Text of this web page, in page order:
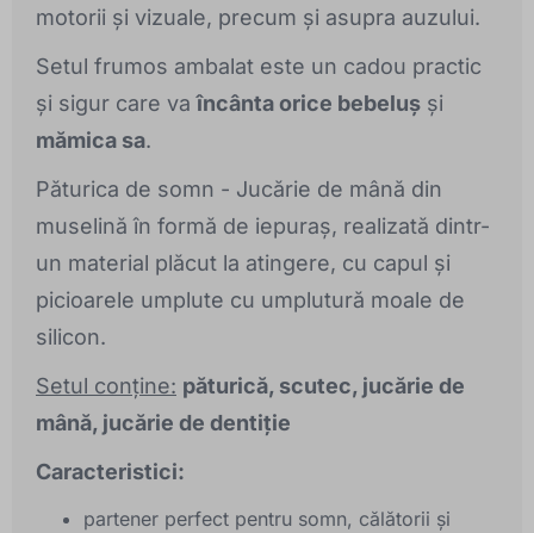
motorii și vizuale, precum și asupra auzului.
Setul frumos ambalat este un cadou practic
și sigur care vaîncânta orice bebeluș și
mămica sa.
Păturica de somn - Jucărie de mână din
muselină în formă de iepuraș, realizată dintr-
un material plăcut la atingere, cu capul și
picioarele umplute cu umplutură moale de
silicon.
Setul conține: păturică, scutec, jucărie de
mână, jucărie de dentiție
Caracteristici:
partener perfect pentru somn, călătorii și